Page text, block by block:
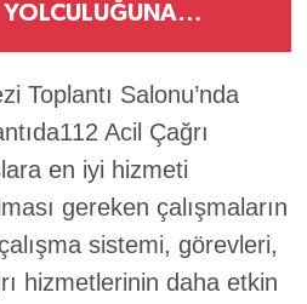
YOLCULUĞUNA
Toplantı Salonu’nda
112 Acil Çağrı
en iyi hizmeti
gereken çalışmaların
sistemi, görevleri,
hizmetlerinin daha etkin